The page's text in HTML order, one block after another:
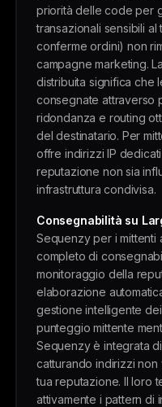
priorità delle code per
transazionali sensibili
conferme ordini) non
campagne marketing.
distribuita significa che
consegnate attraverso
ridondanza e routing
del destinatario. Per
offre indirizzi IP
reputazione non sia
infrastruttura condivisa.
Consegnabilità su
Sequenzy per i mittenti
completo di
monitoraggio della
elaborazione
gestione intelligente
punteggio mittente
Sequenzy è integrata
catturando indirizzi
tua reputazione. Il loro
attivamente i pattern di